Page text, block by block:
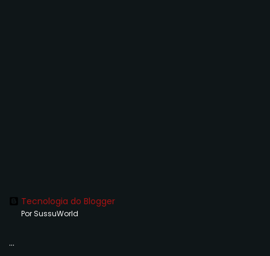
Tecnologia do Blogger
Por SussuWorld
...